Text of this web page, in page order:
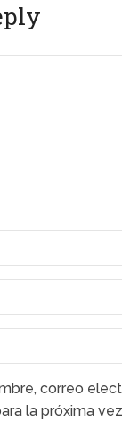
correo
la próxima